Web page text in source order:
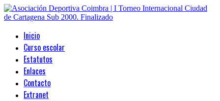
Inicio
Curso escolar
Estatutos
Enlaces
Contacto
Extranet